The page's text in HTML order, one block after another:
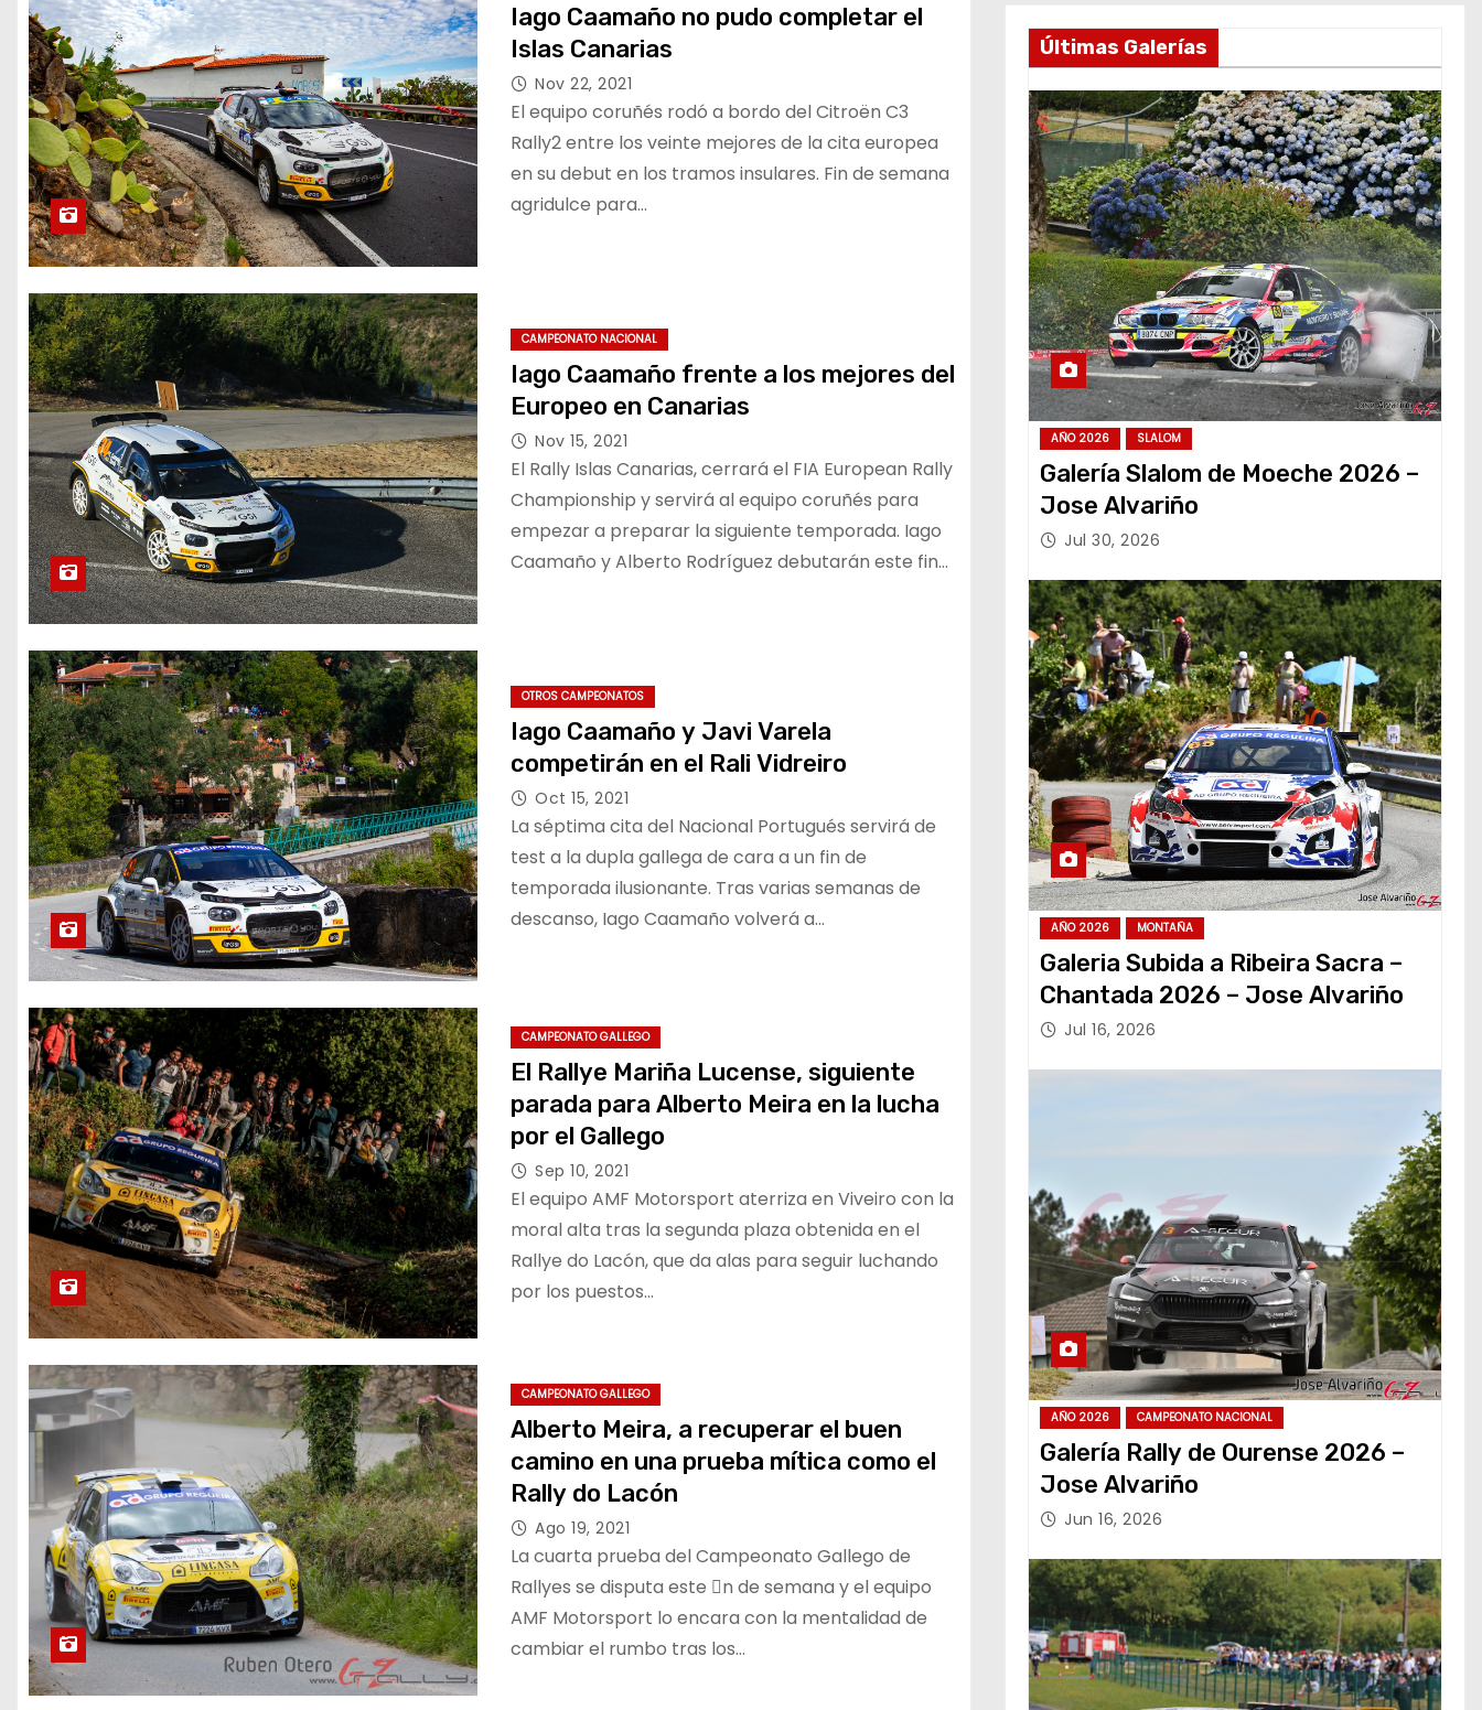
Iago Caamaño no pudo completar el
Islas Canarias
Nov 22, 2021
El equipo coruñés rodó a bordo del Citroën C3
Rally2 entre los veinte mejores de la cita europea
en su debut en los tramos insulares. Fin de semana
agridulce para…
CAMPEONATO NACIONAL
Iago Caamaño frente a los mejores del
Europeo en Canarias
Nov 15, 2021
El Rally Islas Canarias, cerrará el FIA European Rally
Championship y servirá al equipo coruñés para
empezar a preparar la siguiente temporada. Iago
Caamaño y Alberto Rodríguez debutarán este fin…
OTROS CAMPEONATOS
Iago Caamaño y Javi Varela
competirán en el Rali Vidreiro
Oct 15, 2021
La séptima cita del Nacional Portugués servirá de
test a la dupla gallega de cara a un fin de
temporada ilusionante. Tras varias semanas de
descanso, Iago Caamaño volverá a…
CAMPEONATO GALLEGO
El Rallye Mariña Lucense, siguiente
parada para Alberto Meira en la lucha
por el Gallego
Sep 10, 2021
El equipo AMF Motorsport aterriza en Viveiro con la
moral alta tras la segunda plaza obtenida en el
Rallye do Lacón, que da alas para seguir luchando
por los puestos…
CAMPEONATO GALLEGO
Alberto Meira, a recuperar el buen
camino en una prueba mítica como el
Rally do Lacón
Ago 19, 2021
La cuarta prueba del Campeonato Gallego de
Rallyes se disputa este n de semana y el equipo
AMF Motorsport lo encara con la mentalidad de
cambiar el rumbo tras los…
Últimas Galerías
AÑO 2026 SLALOM
Galería Slalom de Moeche 2026 –
Jose Alvariño
Jul 30, 2026
AÑO 2026 MONTAÑA
Galeria Subida a Ribeira Sacra –
Chantada 2026 – Jose Alvariño
Jul 16, 2026
AÑO 2026 CAMPEONATO NACIONAL
Galería Rally de Ourense 2026 –
Jose Alvariño
Jun 16, 2026